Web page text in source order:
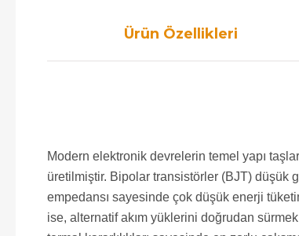
Ürün Özellikleri
Modern elektronik devrelerin temel yapı
üretilmiştir. Bipolar transistörler (BJT) düşük
empedansı sayesinde çok düşük enerji
ise, alternatif akım yüklerini doğrudan